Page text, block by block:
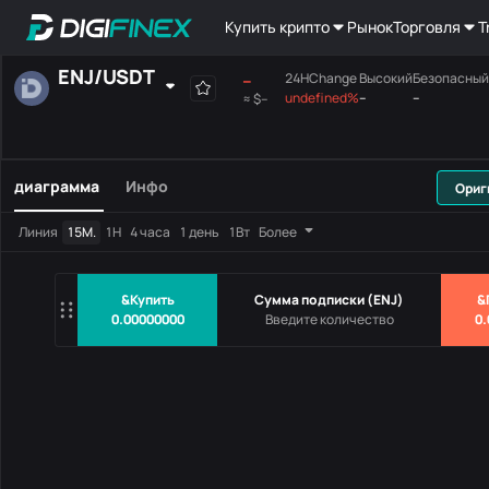
Купить крипто РынокТорговля
&Купить
0.00000000
Сумма подписки(ENJ)
ENJ/USDT --
≈$--
24HChange
undefined%
Высокий
--
Безопасный
--
МАКСИМУМ Материнская плата
диаграмма Инфо
Линия 15М. 1Н 4 часа 1 день 1Вт Более